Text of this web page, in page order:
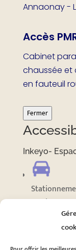
Annaonay -
Accès
Cabinet
chaussée et
en fauteuil
Fermer
Inkeyo-